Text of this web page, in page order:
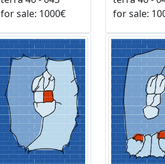
for sale: 1000€
for sale: